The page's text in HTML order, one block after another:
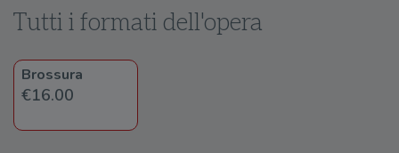
Tutti i formati dell'opera
Brossura
€16.00